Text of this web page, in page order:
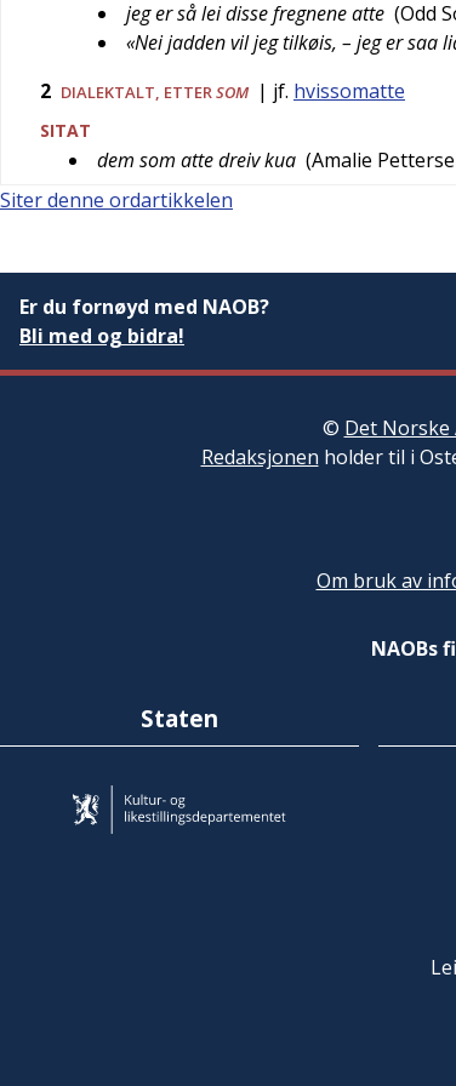
jeg er så lei disse fregnene atte (Odd
«Nei jadden vil jeg tilkøis, – jeg er saa
2 DIALEKTALT , ETTER SOM | jf. hvissomatte
SITAT
dem som atte dreiv kua (Amalie
Siter denne ordartikkelen
Er du fornøyd med NAOB?
Bli med og bidra!
© Det
Redaksjonen holder til i
Om bruk av
NAOBs
Staten